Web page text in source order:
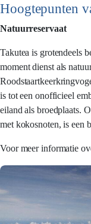
Hoogtepunten
Natuurreservaat
Takutea is grotendeels
moment dienst als
is tot een onofficieel
eiland als broedplaats.
met kokosnoten, is een
Voor meer informatie